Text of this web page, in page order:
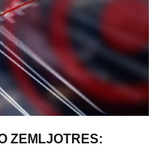
ZEMLJOTRES: